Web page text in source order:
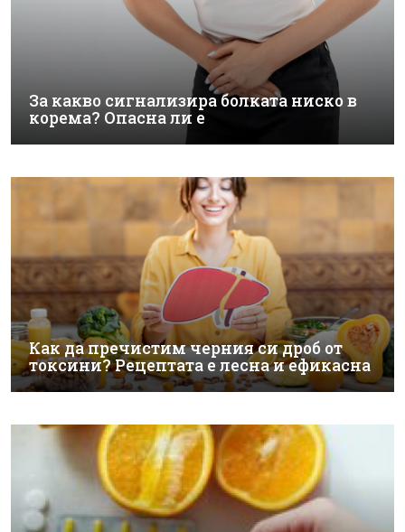
За какво сигнализира болката ниско в
корема? Опасна ли е
Как да пречистим черния си дроб от
токсини? Рецептата е лесна и ефикасна